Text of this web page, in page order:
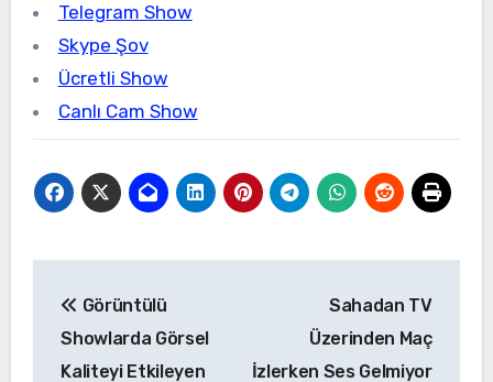
Telegram Show
Skype Şov
Ücretli Show
Canlı Cam Show
gezinmesi
Görüntülü
Showlarda Görsel
Kaliteyi Etkileyen
Sahadan TV
Üzerinden Maç
İzlerken Ses Gelmiyor